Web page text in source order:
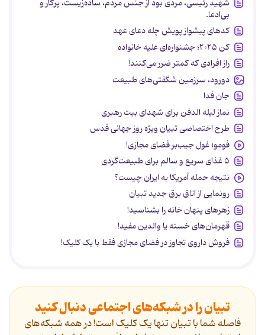
شهید رئیسی، مردی بود از جنس مردم، ساده‌زیست، پرکار و
بی‌ادعا.
کدهای پیشواز پویش چله دعای عهد
کن ۲۰۲۵؛ جشنواره‌ای علیه خانواده
راز افرادی که کمتر ضرر می‌کنند!
دورود، سرزمین شگفتی‌های طبیعت
جان فدا
نماز لیله الدفن برای شهدای بیت رهبری
طرح اختصاصی تبیان ویژه روز جهانی قدس
فومو؛ غول جیب‌بر فضای مجازی!
۵ غذای سریع و سالم برای طبیعت‌گردی
نتیجه حمله آمریکا به ایران چیست؟
رونمایی از اتاق برق جدید تبیان
زهرهای پنهان خانه را بشناسید!
قهرمان‌های خسته یا والدین مفید!
فروش داروی تجاوز در فضای مجازی فقط با یک کلیک!
تبیان را در شبکه‌های اجتماعی دنبال کنید
فاصله شما با تبیان تنها یک کلیک است! در همه شبکه‌های